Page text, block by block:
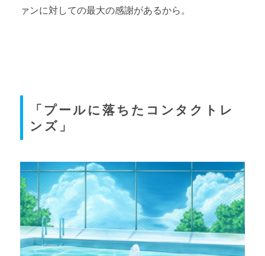
ァンに対しての最大の感謝があるから。
「プールに落ちたコンタクトレ
ンズ」